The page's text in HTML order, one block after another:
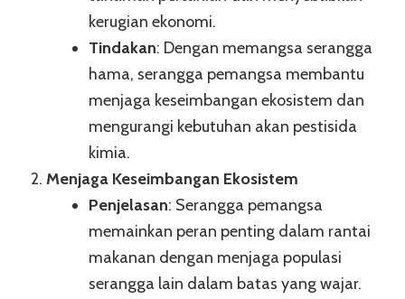
kerugian ekonomi.
Tindakan: Dengan memangsa serangga
hama, serangga pemangsa membantu
menjaga keseimbangan ekosistem dan
mengurangi kebutuhan akan pestisida
kimia.
Menjaga Keseimbangan Ekosistem
Penjelasan: Serangga pemangsa
memainkan peran penting dalam rantai
makanan dengan menjaga populasi
serangga lain dalam batas yang wajar.